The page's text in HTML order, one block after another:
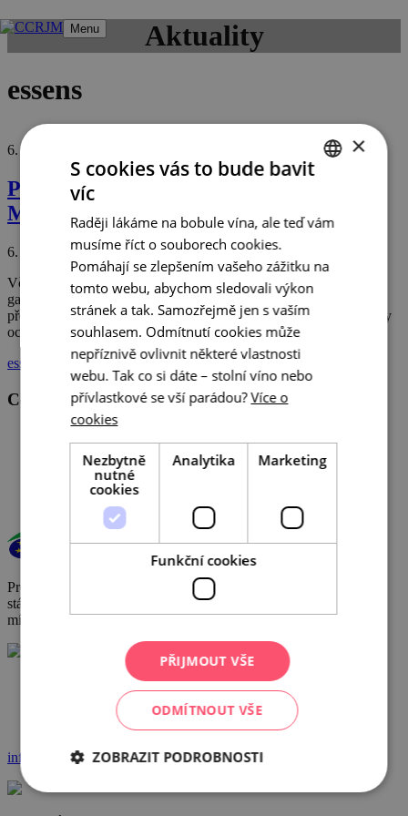
Přeskočit
Menu
Aktuality
essens
6. 1. 2026
První michelinská hvězda pro jižní
Moravu: uspěla restaurace ESSENS
6. 1. 2026
12. 12. 2025
Včera byly v Mariánských Lázních slavnostně vyhlášeny nejlepší
gastronomické podniky napříč Českou republikou. Poprvé byly
představeny i mimopražské restaurace a mezi 9 podniky, které byly
oceněny nejvyšším možným
Štítky
essens michelin,restaurace,vašák
Centrála cestovního ruchu - Jižní Morava, z.s.p.o
Cookies
Provoz a činnost DMO byly podpořeny za přispění prostředků
státního rozpočtu České republiky z programu Ministerstva pro
místní rozvoj.
+420 602 162 829
info@ccrjm.cz
ENGLISH
×
S cookies vás to bude bavit
víc
Raději lákáme na bobule vína, ale teď vám
musíme říct o souborech cookies.
Pomáhají se zlepšením vašeho zážitku na
tomto webu, abychom sledovali výkon
stránek a tak. Samozřejmě jen s vaším
souhlasem. Odmítnutí cookies může
nepříznivě ovlivnit některé vlastnosti
webu. Tak co si dáte – stolní víno nebo
přívlastkové se vší parádou? Více o
cookies
Nezbytně
nutné
cookies
Analytika Marketing
Funkční cookies
PŘIJMOUT VŠE
ODMÍTNOUT VŠE
ZOBRAZIT PODROBNOSTI